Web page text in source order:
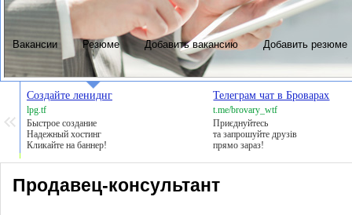
Создайте лениднг
lpg.tf
Быстрое создание
Надежный хостинг
Кликайте на баннер!
Телеграм чат в Броварах
t.me/brovary_wtf
Приєднуйтесь
та запрошуйте друзів
прямо зараз!
Продавец-консультант
Вакансии Резюме Добавить вакансию Добавить резюме